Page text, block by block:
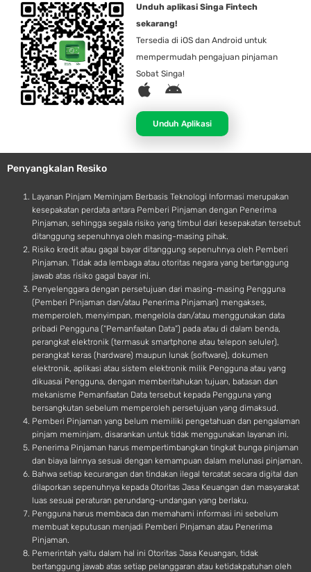
Unduh aplikasi Singa Fintech
sekarang!
Tersedia di iOS dan Android untuk
mempermudah pengajuan pinjaman
Sobat Singa!
A
p
l
e
A
d
r
o
d
Unduh Aplikasi
Penyangkalan Resiko
Layanan Pinjam Meminjam Berbasis Teknologi Informasi merupakan
kesepakatan perdata antara Pemberi Pinjaman dengan Penerima
Pinjaman, sehingga segala risiko yang timbul dari kesepakatan tersebut
ditanggung sepenuhnya oleh masing-masing pihak.
Risiko kredit atau gagal bayar ditanggung sepenuhnya oleh Pemberi
Pinjaman. Tidak ada lembaga atau otoritas negara yang bertanggung
jawab atas risiko gagal bayar ini.
Penyelenggara dengan persetujuan dari masing-masing Pengguna
(Pemberi Pinjaman dan/atau Penerima Pinjaman) mengakses,
memperoleh, menyimpan, mengelola dan/atau menggunakan data
pribadi Pengguna (“Pemanfaatan Data”) pada atau di dalam benda,
perangkat elektronik (termasuk smartphone atau telepon seluler),
perangkat keras (hardware) maupun lunak (software), dokumen
elektronik, aplikasi atau sistem elektronik milik Pengguna atau yang
dikuasai Pengguna, dengan memberitahukan tujuan, batasan dan
mekanisme Pemanfaatan Data tersebut kepada Pengguna yang
bersangkutan sebelum memperoleh persetujuan yang dimaksud.
Pemberi Pinjaman yang belum memiliki pengetahuan dan pengalaman
pinjam meminjam, disarankan untuk tidak menggunakan layanan ini.
Penerima Pinjaman harus mempertimbangkan tingkat bunga pinjaman
dan biaya lainnya sesuai dengan kemampuan dalam melunasi pinjaman.
Bahwa setiap kecurangan dan tindakan ilegal tercatat secara digital dan
dilaporkan sepenuhnya kepada Otoritas Jasa Keuangan dan masyarakat
luas sesuai peraturan perundang-undangan yang berlaku.
Pengguna harus membaca dan memahami informasi ini sebelum
membuat keputusan menjadi Pemberi Pinjaman atau Penerima
Pinjaman.
Pemerintah yaitu dalam hal ini Otoritas Jasa Keuangan, tidak
bertanggung jawab atas setiap pelanggaran atau ketidakpatuhan oleh